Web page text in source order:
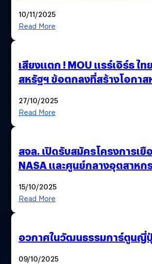
10/11/2025
Read More
เสียงแตก ! MOU แรร์เอิร์ธ ไท
สหรัฐฯ ข้อตกลงที่สร้างโอกาส
27/10/2025
Read More
สจล. เปิดรับสมัครโครงการเยื
NASA และศูนย์กลางอุตสาหก
15/10/2025
Read More
อวกาศในวัฒนธรรมการ์ตูนญี่
09/10/2025